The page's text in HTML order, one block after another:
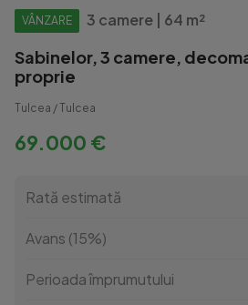
VÂNZARE 3 camere | 64 m²
Sabinelor, 3 camere,
proprie
Tulcea / Tulcea
69.000 €
Rată estimată
Avans (15%)
Perioada împrumutului